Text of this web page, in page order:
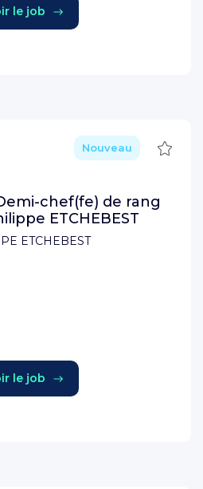
le job
ETCHEBEST
Nouveau
chef(fe) de rang
ETCHEBEST
le job